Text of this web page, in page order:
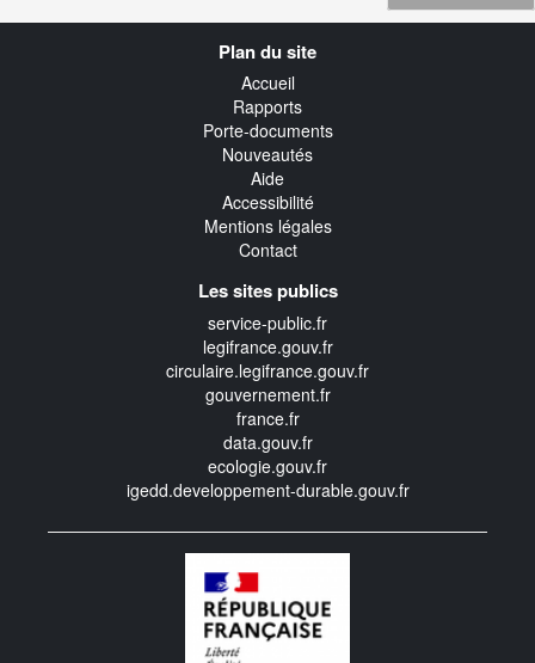
Plan du site
Accueil
Rapports
Porte-documents
Nouveautés
Aide
Accessibilité
Mentions légales
Contact
Les sites publics
service-public.fr
legifrance.gouv.fr
circulaire.legifrance.gouv.fr
gouvernement.fr
france.fr
data.gouv.fr
ecologie.gouv.fr
igedd.developpement-durable.gouv.fr